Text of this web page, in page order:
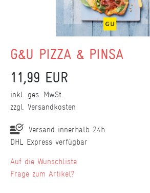
G&U PIZZA & PINSA
11,99 EUR
inkl. ges. MwSt.
zzgl. Versandkosten
Versand innerhalb 24h
DHL Express verfügbar
Wunschliste
Frage zum Artikel?